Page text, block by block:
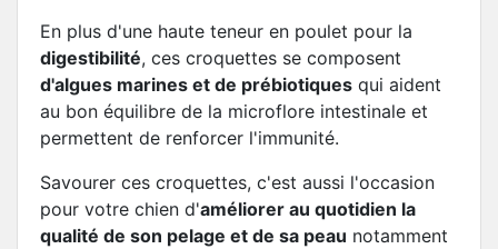
En plus d'une haute teneur en poulet pour la
digestibilité, ces croquettes se composent
d'algues marines et de prébiotiques qui aident
au bon équilibre de la microflore intestinale et
permettent de renforcer l'immunité.
Savourer ces croquettes, c'est aussi l'occasion
pour votre chien d'améliorer au quotidien la
qualité de son pelage et de sa peau notamment